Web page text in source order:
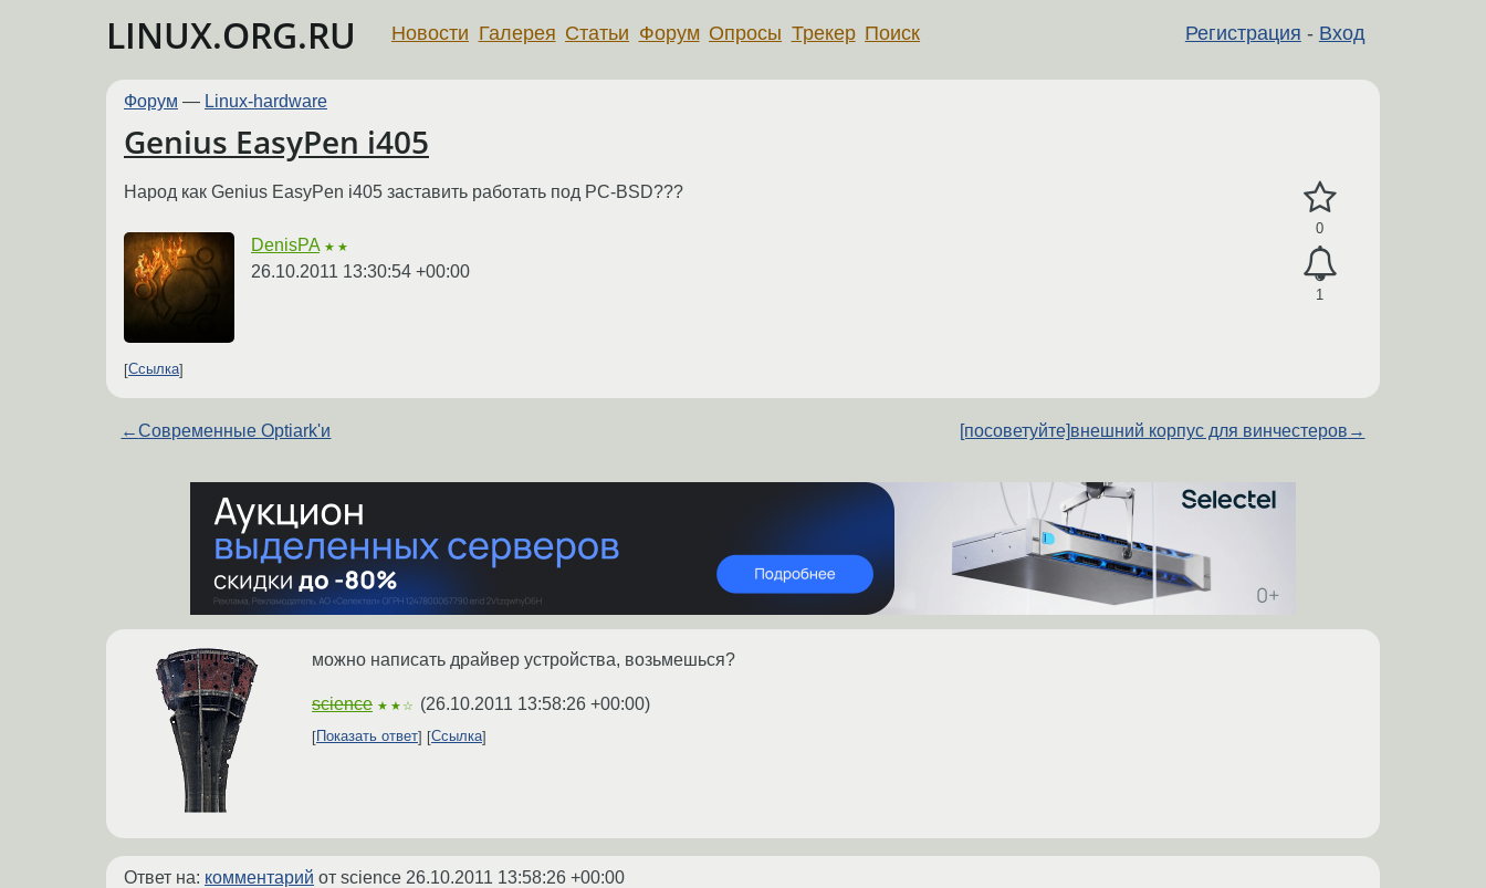
LINUX.ORG.RU Регистрация - Вход
Новости Галерея Статьи Форум Опросы Трекер Поиск
Форум — Linux-hardware
Genius EasyPen i405
0
1
Народ как Genius EasyPen i405 заставить работать под PC-BSD???
DenisPA ★★
26.10.2011 13:30:54 +00:00
Ссылка
←Современные Optiark'и [посоветуйте]внешний корпус для винчестеров →
можно написать драйвер устройства, возьмешься?
science ★★☆ (26.10.2011 13:58:26 +00:00)
Показать ответ Ссылка
Ответ на: комментарий от science 26.10.2011 13:58:26 +00:00